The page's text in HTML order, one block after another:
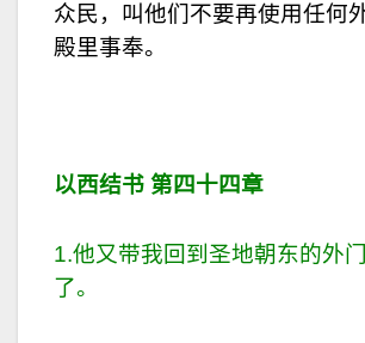
众民，叫他们不要再使用任何
殿里事奉。
以西结书 第四十四章
1.他又带我回到圣地朝东的外
了。